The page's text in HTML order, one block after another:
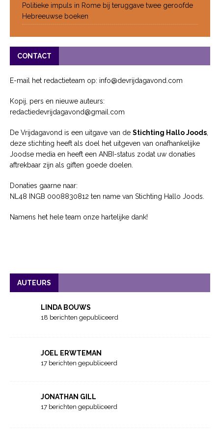
Politieke impuls in Rome bij teruggave twee geroofde
Hebreeuwse boeken
CONTACT
E-mail het redactieteam op: info@devrijdagavond.com
Kopij, pers en nieuwe auteurs:
redactiedevrijdagavond@gmail.com
De Vrijdagavond is een uitgave van de Stichting Hallo Joods,
deze stichting heeft als doel het uitgeven van onafhankelijke
Joodse media en heeft een ANBI-status zodat uw donaties
aftrekbaar zijn als giften goede doelen.
Donaties gaarne naar:
NL48 INGB 0008830812 ten name van Stichting Hallo Joods.
Namens het hele team onze hartelijke dank!
AUTEURS
LINDA BOUWS
18 berichten gepubliceerd
JOEL ERWTEMAN
17 berichten gepubliceerd
JONATHAN GILL
17 berichten gepubliceerd